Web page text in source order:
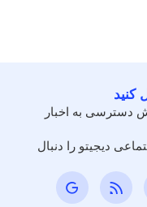
کنید
دسترسی به اخبار
دیجیتو را دنبال